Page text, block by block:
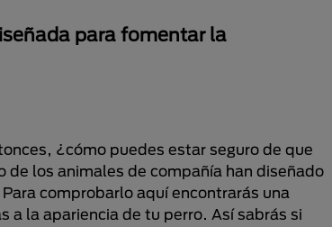
para fomentar la
¿cómo puedes estar seguro de que
de los animales de compañía han diseñado
comprobarlo aquí encontrarás una
a la apariencia de tu perro. Así sabrás si